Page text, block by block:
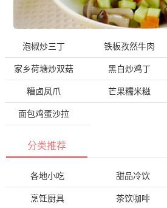
泡椒炒三丁 铁板孜然牛肉
家乡荷塘炒双菇 黑白炒鸡丁
糟卤凤爪 芒果糯米糍
面包鸡蛋沙拉
分类推荐
各地小吃 甜品冷饮
烹饪厨具 茶饮咖啡